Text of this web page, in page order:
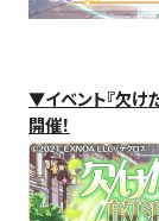
▼イベント『欠
開催！